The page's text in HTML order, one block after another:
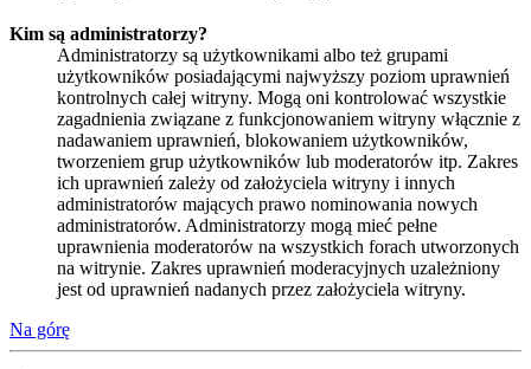
Kim są administratorzy?
Administratorzy są użytkownikami albo też grupami
użytkowników posiadającymi najwyższy poziom uprawnień
kontrolnych całej witryny. Mogą oni kontrolować wszystkie
zagadnienia związane z funkcjonowaniem witryny włącznie z
nadawaniem uprawnień, blokowaniem użytkowników,
tworzeniem grup użytkowników lub moderatorów itp. Zakres
ich uprawnień zależy od założyciela witryny i innych
administratorów mających prawo nominowania nowych
administratorów. Administratorzy mogą mieć pełne
uprawnienia moderatorów na wszystkich forach utworzonych
na witrynie. Zakres uprawnień moderacyjnych uzależniony
jest od uprawnień nadanych przez założyciela witryny.
Na górę